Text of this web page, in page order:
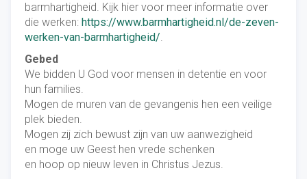
barmhartigheid. Kijk hier voor meer informatie over
die werken: https://www.barmhartigheid.nl/de-zeven-
werken-van-barmhartigheid/.
Gebed
We bidden U God voor mensen in detentie en voor
hun families.
Mogen de muren van de gevangenis hen een veilige
plek bieden.
Mogen zij zich bewust zijn van uw aanwezigheid
en moge uw Geest hen vrede schenken
en hoop op nieuw leven in Christus Jezus.